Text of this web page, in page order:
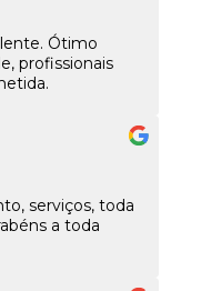
Ótimo
profissionais
serviços, toda
a toda